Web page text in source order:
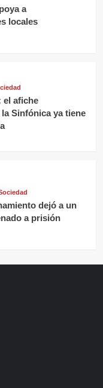
a
locales
el afiche
Sinfónica ya tiene
dejó a un
a prisión